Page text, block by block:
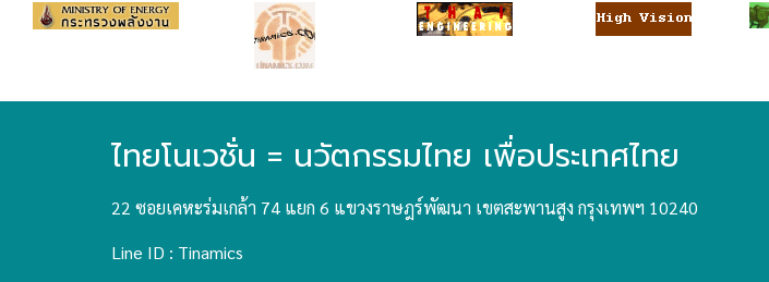
ไทยโนเวชั่น = นวัตกรรมไทย เพื่อประเทศไทย
22 ซอยเคหะร่มเกล้า 74 แยก 6 แขวงราษฎร์พัฒนา เขตสะพานสูง กรุงเทพฯ 10240
Line ID : Tinamics